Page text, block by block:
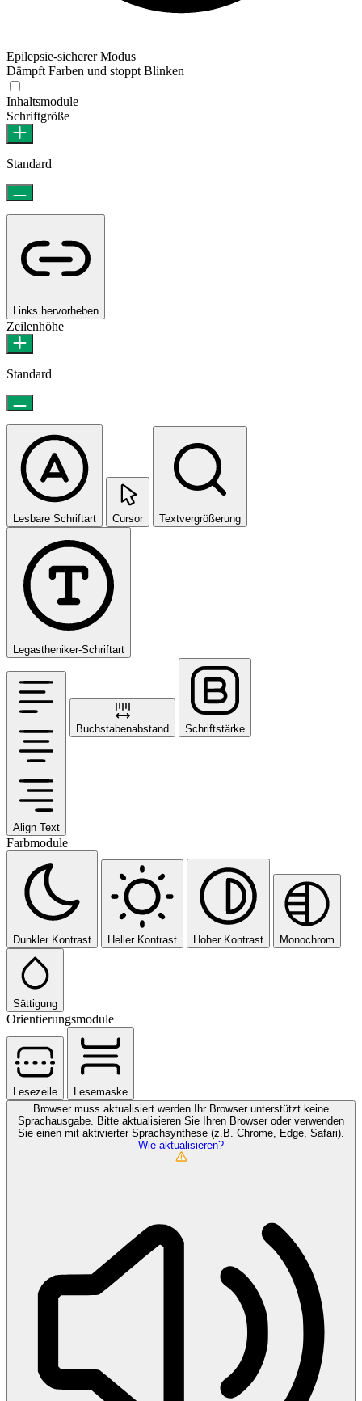
Epilepsie-sicherer Modus
Dämpft Farben und stoppt Blinken
Inhaltsmodule
Schriftgröße
Standard
Links hervorheben
Zeilenhöhe
Standard
Lesbare Schriftart Cursor Textvergrößerung
Legastheniker-Schriftart
Align Text
Buchstabenabstand Schriftstärke
Farbmodule
Dunkler Kontrast Heller Kontrast Hoher Kontrast Monochrom
Sättigung
Orientierungsmodule
Lesezeile
Lesemaske
Browser muss aktualisiert werden
Ihr Browser unterstützt keine
Sprachausgabe. Bitte aktualisieren Sie Ihren Browser oder verwenden
Sie einen mit aktivierter Sprachsynthese (z.B. Chrome, Edge, Safari).
Wie aktualisieren?